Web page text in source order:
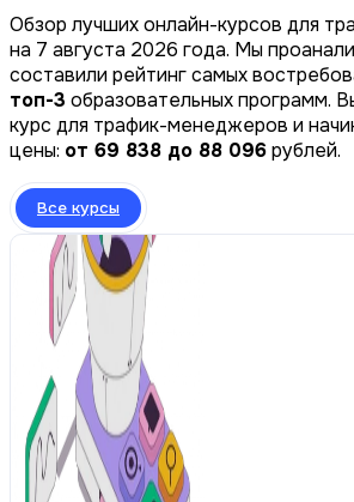
Обзор лучших онлайн-курсов для
на 7 августа 2026 года. Мы
составили рейтинг самых
топ-3 образовательных программ.
курс для трафик-менеджеров и
цены: от 69 838 до 88 096рублей.
Все курсы